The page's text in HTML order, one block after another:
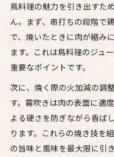
梅田の味を自宅
焼鳥の下味と火
お酒に合う焼き鳥
鳥料理の魅力を引き出すた
ん。まず、串打ちの段階で
で、焼いたときに肉が縮み
ます。これは鳥料理のジュ
重要なポイントです。
次に、焼く際の火加減の調
す。霧吹きは肉の表面に適
よる硬さを防ぎながら香ば
ります。これらの焼き技を
の旨味と風味を最大限に引